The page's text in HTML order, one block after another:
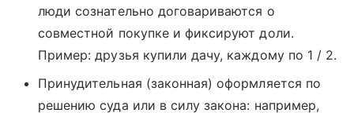
люди сознательно договариваются о
совместной покупке и фиксируют доли.
Пример: друзья купили дачу, каждому по 1 / 2.
Принудительная (законная) оформляется по
решению суда или в силу закона: например,